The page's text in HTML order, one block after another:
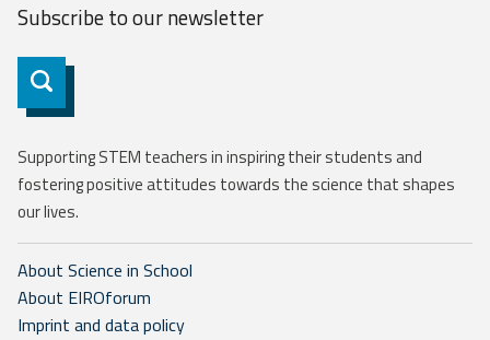
Subscribe to ournewsletter
Subscribe
Supporting STEM teachers in inspiring their students and
fostering positive attitudes towards the science that shapes
our lives.
About Science in School
About EIROforum
Imprint and data policy